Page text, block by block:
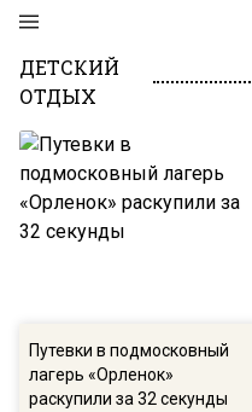
ДЕТСКИЙ
ОТДЫХ
Путевки в подмосковный
лагерь «Орленок»
раскупили за 32 секунды